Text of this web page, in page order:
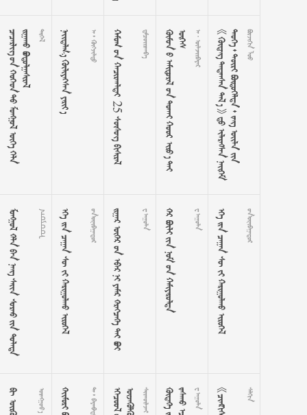


















































   
   
   25     


































  












































































 
ᠭᠣᠶᠤᠤ
      
        
          
     
      
       